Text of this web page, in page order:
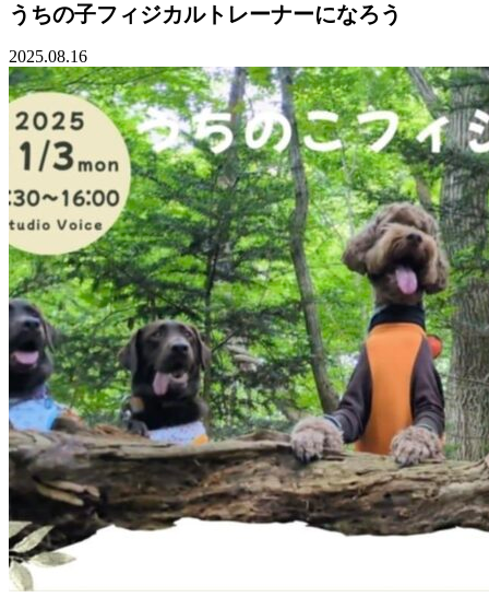
うちの子フィジカルトレーナーになろう
2025.08.16